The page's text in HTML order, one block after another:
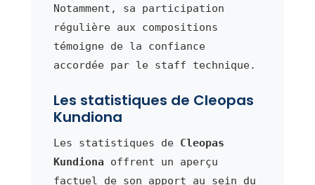
Notamment, sa participation
régulière aux compositions
témoigne de la confiance
accordée par le staff technique.
Les statistiques de Cleopas
Kundiona
Les statistiques de Cleopas
Kundiona offrent un aperçu
factuel de son apport au sein du